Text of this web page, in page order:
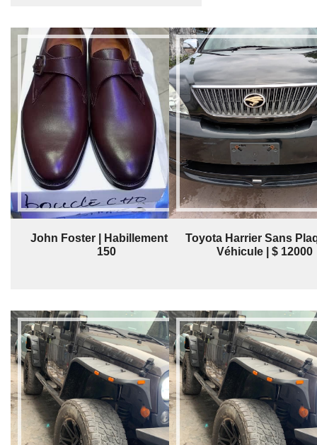
John Foster | Habillement | $
150
Toyota Harrier Sans
Véhicule | $ 12000